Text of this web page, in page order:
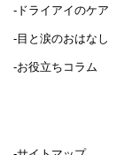
-ドライアイのケア
-目と涙のおはなし
-お役立ちコラム